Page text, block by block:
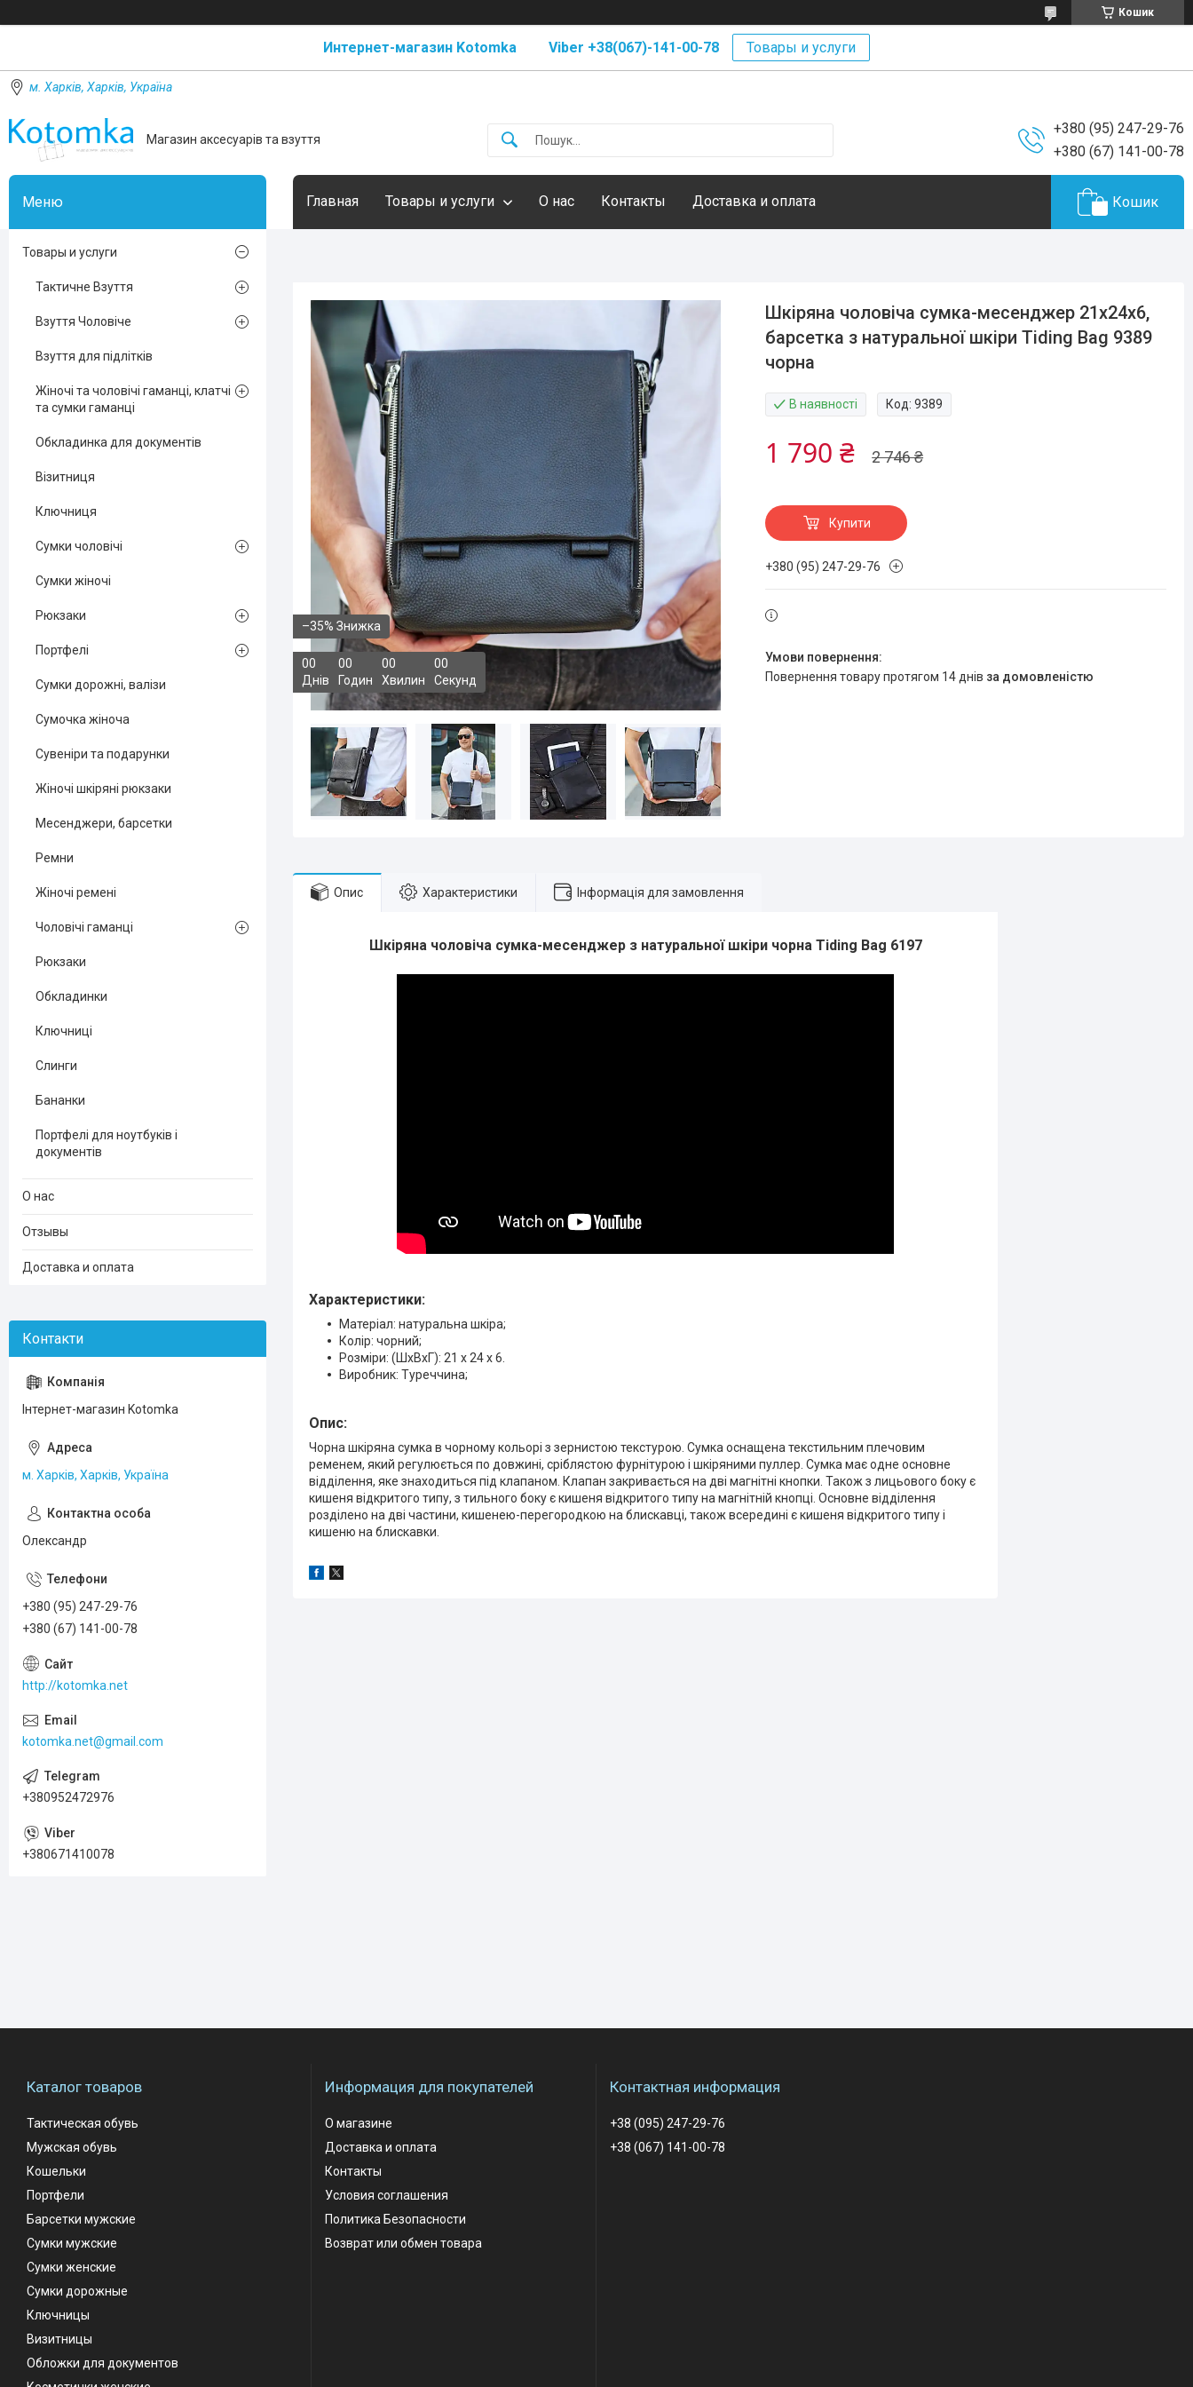
Кошик
Интернет-магазин Kotomka Viber +38(067)-141-00-78 Товары и услуги
м. Харків, Харків, Україна
Магазин аксесуарів та взуття
+380 (95) 247-29-76
+380 (67) 141-00-78
Главная Товары и услуги О нас Контакты Доставка и оплата Кошик
–35%
00
Днів
00
Годин
00
Хвилин
00
Секунд
Шкіряна чоловіча сумка-месенджер 21x24x6,
барсетка з натуральної шкіри Tiding Bag 9389
чорна
В наявності Код:9389
2 746 ₴
1 790 ₴
Купити
+380 (95) 247-29-76
повернення товару протягом 14 днів за домовленістю
Опис Характеристики Інформація для замовлення
Шкіряна чоловіча сумка-месенджер з натуральної шкіри чорна Tiding Bag 6197
Характеристики:
Матеріал: натуральна шкіра;
Колір: чорний;
Розміри: (ШхВхГ): 21 x 24 x 6.
Виробник: Туреччина;
Опис:
Чорна шкіряна сумка в чорному кольорі з зернистою текстурою. Сумка оснащена текстильним плечовим
ременем, який регулюється по довжині, сріблястою фурнітурою і шкіряними пуллер. Сумка має одне основне
відділення, яке знаходиться під клапаном. Клапан закривається на дві магнітні кнопки. Також з лицьового боку є
кишеня відкритого типу, з тильного боку є кишеня відкритого типу на магнітній кнопці. Основне відділення
розділено на дві частини, кишенею-перегородкою на блискавці, також всередині є кишеня відкритого типу і
кишеню на блискавки.
Товары и услуги
Тактичне Взуття
Взуття Чоловіче
Взуття для підлітків
Жіночі та чоловічі гаманці, клатчі
та сумки гаманці
Обкладинка для документів
Візитниця
Ключниця
Сумки чоловічі
Сумки жіночі
Рюкзаки
Портфелі
Сумки дорожні, валізи
Сумочка жіноча
Сувеніри та подарунки
Жіночі шкіряні рюкзаки
Месенджери, барсетки
Ремни
Жіночі ремені
Чоловічі гаманці
Рюкзаки
Обкладинки
Ключниці
Слинги
Бананки
Портфелі для ноутбуків і
документів
О нас
Отзывы
Доставка и оплата
Інтернет-магазин Kotomka
м. Харків, Харків, Україна
Олександр
+380 (95) 247-29-76
+380 (67) 141-00-78
http://kotomka.net
kotomka.net@gmail.com
+380952472976
+380671410078
Каталог товаров
Тактическая обувь
Мужская обувь
Кошельки
Портфели
Барсетки мужские
Сумки мужские
Сумки женские
Сумки дорожные
Ключницы
Визитницы
Обложки для документов
Информация для покупателей
О магазине
Доставка и оплата
Контакты
Условия соглашения
Политика Безопасности
Возврат или обмен товара
Контактная информация
+38 (095) 247-29-76
+38 (067) 141-00-78